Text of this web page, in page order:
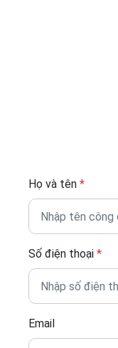
Họ và tên *
Số điện thoại *
Email